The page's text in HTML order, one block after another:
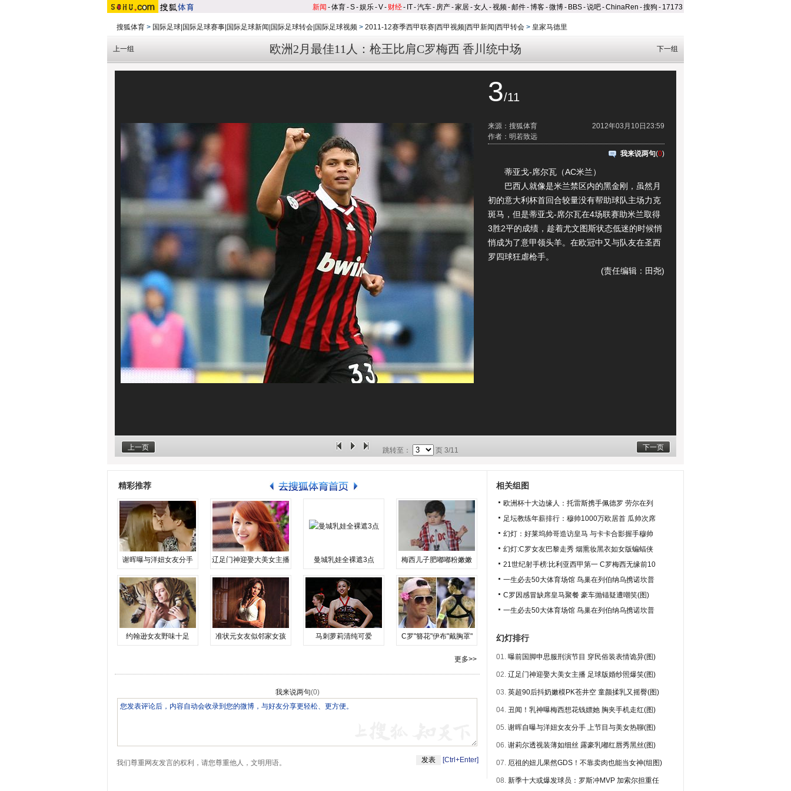
新闻 -体育-S-娱乐-V- 财经- IT-汽车- 房产-家居-女人 -视频-邮件-博客-微博- BBS-说吧-ChinaRen -搜狗 - 17173
搜狐体育 > 国际足球|国际足球赛事|国际足球新闻|国际足球转会|国际足球视频 > 2011-12赛季西甲联赛|西甲视频|西甲新闻|西甲转会 > 皇家马德里
欧洲2月最佳11人：枪王比肩C罗梅西 香川统中场
上一组 下一组
3/11
2012年03月10日23:59
来源：搜狐体育
作者：明若致远
我来说两句(0)
蒂亚戈-席尔瓦（AC米兰）
巴西人就像是米兰禁区内的黑金刚，虽然月
初的意大利杯首回合较量没有帮助球队主场力克
斑马，但是蒂亚戈-席尔瓦在4场联赛助米兰取得
3胜2平的成绩，趁着尤文图斯状态低迷的时候悄
悄成为了意甲领头羊。在欧冠中又与队友在圣西
罗四球狂虐枪手。
(责任编辑：田尧)
上一页 下一页
跳转至： 页 3/11
精彩推荐
谢晖曝与洋妞女友分手 辽足门神迎娶大美女主播 曼城乳娃全裸遮3点 梅西儿子肥嘟嘟粉嫩嫩
约翰逊女友野味十足 准状元女友似邻家女孩 马刺萝莉清纯可爱 C罗"簪花"伊布"戴胸罩"
更多>>
我来说两句(0)
我们尊重网友发言的权利，请您尊重他人，文明用语。 [Ctrl+Enter]
相关组图
欧洲杯十大边缘人：托雷斯携手佩德罗 劳尔在列
足坛教练年薪排行：穆帅1000万欧居首 瓜帅次席
幻灯：好莱坞帅哥造访皇马 与卡卡合影握手穆帅
幻灯:C罗女友巴黎走秀 烟熏妆黑衣如女版蝙蝠侠
21世纪射手榜:比利亚西甲第一 C罗梅西无缘前10
一生必去50大体育场馆 鸟巢在列伯纳乌携诺坎普
C罗因感冒缺席皇马聚餐 豪车抛锚疑遭嘲笑(图)
一生必去50大体育场馆 鸟巢在列伯纳乌携诺坎普
幻灯排行
01. 曝前国脚申思服刑演节目 穿民俗装表情诡异(图)
02. 辽足门神迎娶大美女主播 足球版婚纱照爆笑(图)
03. 英超90后抖奶嫩模PK苍井空 童颜揉乳又摇臀(图)
04. 丑闻！乳神曝梅西想花钱嫖她 胸夹手机走红(图)
05. 谢晖自曝与洋妞女友分手 上节目与美女热聊(图)
06. 谢莉尔透视装薄如细丝 露豪乳嘟红唇秀黑丝(图)
07. 厄祖的妞儿果然GDS！不靠卖肉也能当女神(组图)
08. 新季十大或爆发球员：罗斯冲MVP 加索尔担重任